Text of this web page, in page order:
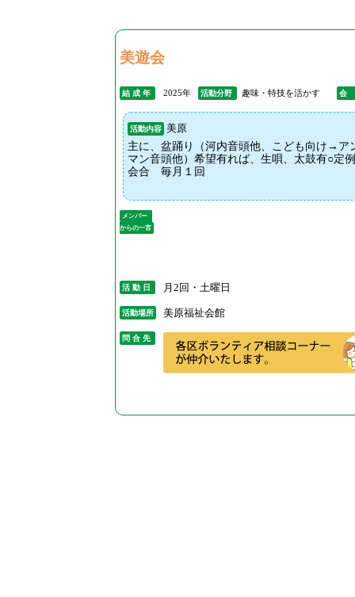
美遊会
結 成 年 2025年 活動分野 趣味・特技を活かす
活動内容 美原
主に、盆踊り（河内音頭他、こども向け→ア
マン音頭他）希望有れば、生唄、太鼓有○定
会合 毎月１回
メンバー
からの一言
活 動 日 月2回・土曜日
活動場所 美原福祉会館
問 合 先